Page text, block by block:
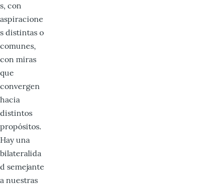
s, con
aspiracione
s distintas o
comunes,
con miras
que
convergen
hacia
distintos
propósitos.
Hay una
bilateralida
d semejante
a nuestras